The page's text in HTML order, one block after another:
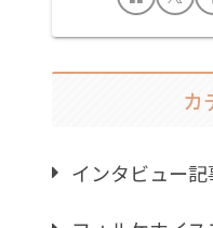
カ
インタビュー記